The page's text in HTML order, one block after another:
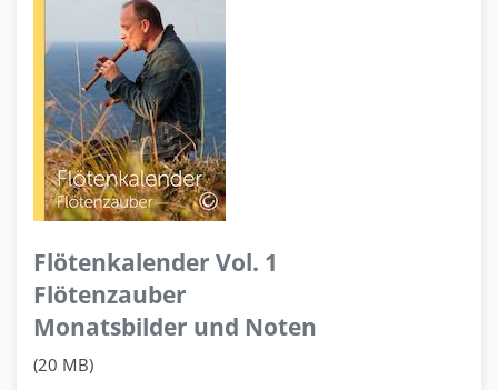
Flötenkalender Vol. 1
Flötenzauber
Monatsbilder und Noten
(20 MB)